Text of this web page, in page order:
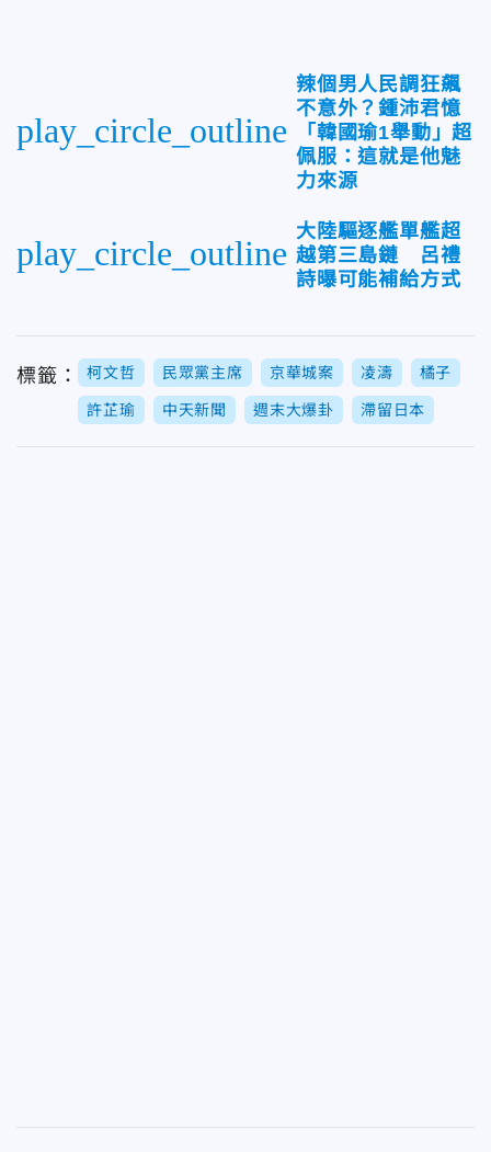
play_circle_outline
辣個男人民調狂飆
不意外？鍾沛君憶
「韓國瑜1舉動」超
佩服：這就是他魅
力來源
play_circle_outline
大陸驅逐艦單艦超
越第三島鏈 呂禮
詩曝可能補給方式
標籤： 柯文哲 民眾黨主席 京華城案 凌濤 橘子
許芷瑜 中天新聞 週末大爆卦 滯留日本